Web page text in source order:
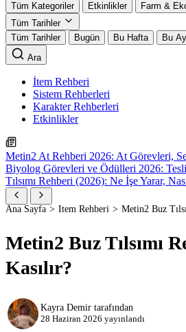
Tüm Kategoriler
Etkinlikler Farm &
Tüm Tarihler
Tüm Tarihler
Bugün Bu Hafta Bu Ay
Ara
İtem Rehberi
Sistem Rehberleri
Karakter Rehberleri
Etkinlikler
Metin2 At Rehberi 2026: At Görevleri,
Biyolog Görevleri ve Ödülleri 2026:
Tılsımı Rehberi (2026): Ne İşe Yarar,
Ana Sayfa İtem Rehberi Metin2 Buz
Metin2 Buz Tılsımı
Kasılır?
Kayra Demir tarafından
28 Haziran 2026 yayınlandı